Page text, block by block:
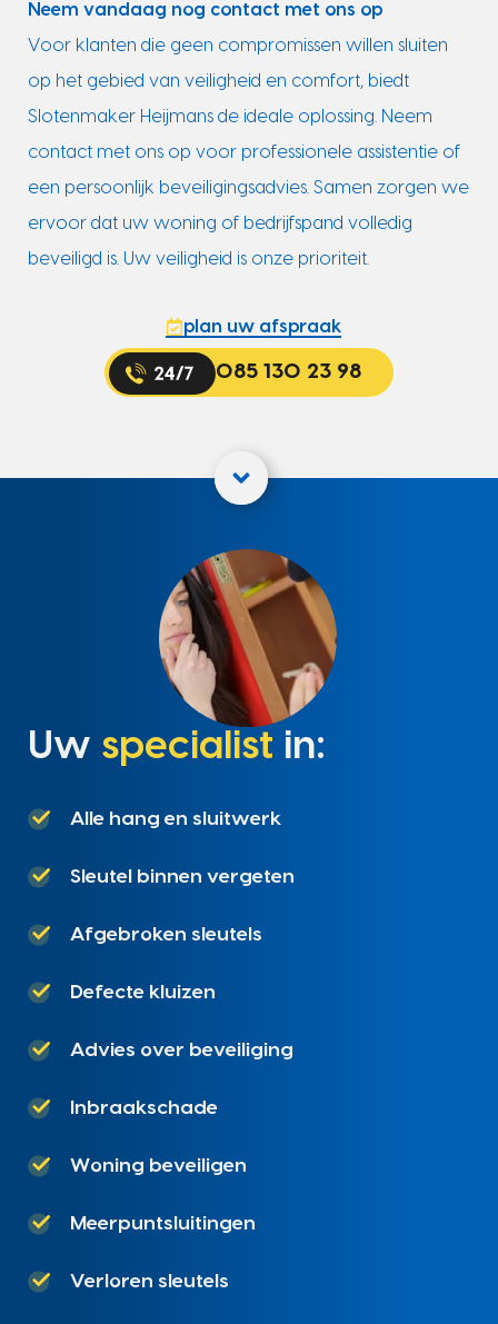
Neem vandaag nog contact met ons op
Voor klanten die geen compromissen willen sluiten
op het gebied van veiligheid en comfort, biedt
Slotenmaker Heijmans de ideale oplossing. Neem
contact met ons op voor professionele assistentie of
een persoonlijk beveiligingsadvies. Samen zorgen we
ervoor dat uw woning of bedrijfspand volledig
beveiligd is. Uw veiligheid is onze prioriteit.
plan uw afspraak
085 130 23 98
Uw specialist in:
Alle hang en sluitwerk
Sleutel binnen vergeten
Afgebroken sleutels
Defecte kluizen
Advies over beveiliging
Inbraakschade
Woning beveiligen
Meerpuntsluitingen
Verloren sleutels